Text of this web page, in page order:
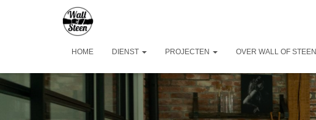
HOME DIENST PROJECTEN OVER WALL OF STEEN